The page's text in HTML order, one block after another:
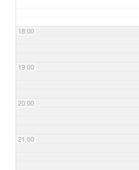
18:00
19:00
20:00
21:00